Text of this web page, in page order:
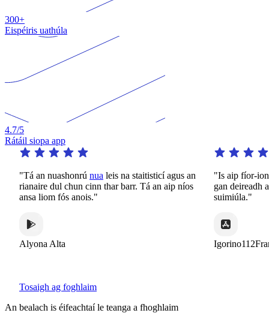
300+
Eispéiris uathúla
4.7/5
Rátáil siopa app
"Tá an nuashonrú nualeis na staitisticí agus an
rianaire dul chun cinn thar barr. Tá an aip níos
ansa liom fós anois."
Alyona Alta
"Is aip fíor-
gan deireadh
suimiúla."
Tosaigh ag foghlaim
An bealach is éifeachtaí le teanga a fhoghlaim